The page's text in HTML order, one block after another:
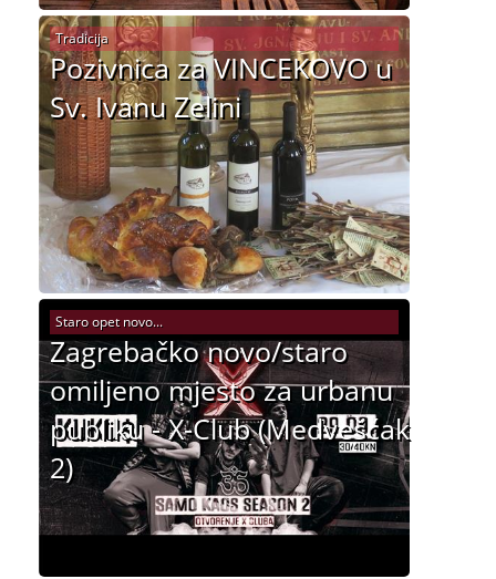
Pozivnica za VINCEKOVO u
Sv. Ivanu Zelini
Tradicija
Zagrebačko novo/staro
omiljeno mjesto za urbanu
publiku - X-Club (Medvešćak
2)
Staro opet novo...